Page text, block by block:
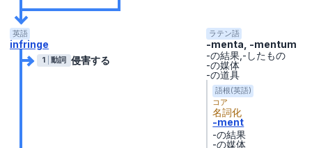
英語
infringe
1 動詞 侵害する
ラテン語
-menta, -mentum
-の結果,-したもの
-の媒体
-の道具
語根(英語)
コア
名詞化
-ment
-の結果
-の媒体